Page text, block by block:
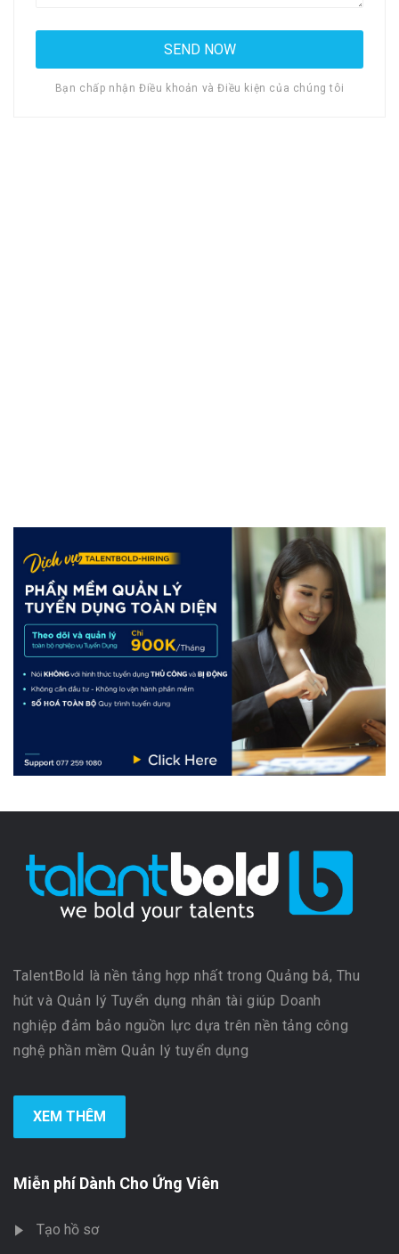
Bạn chấp nhận Điều khoản và Điều kiện của chúng tôi
TalentBold là nền tảng hợp nhất trong Quảng bá, Thu
hút và Quản lý Tuyển dụng nhân tài giúp Doanh
nghiệp đảm bảo nguồn lực dựa trên nền tảng công
nghệ phần mềm Quản lý tuyển dụng
XEM THÊM
Miễn phí Dành Cho Ứng Viên
Tạo hồ sơ